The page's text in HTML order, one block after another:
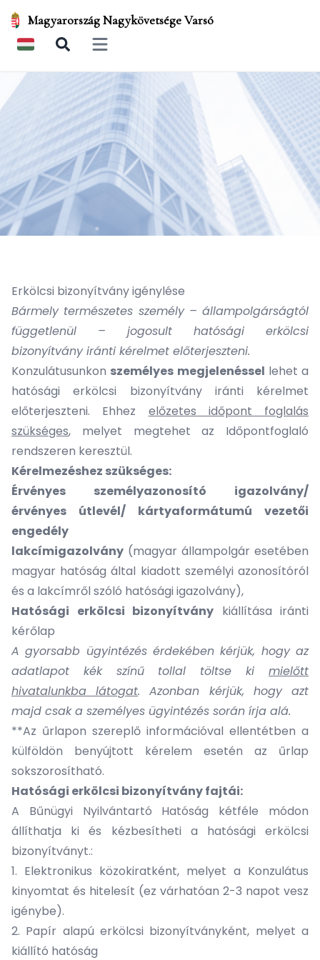
Magyarország Nagykövetsége Varsó
Open main menu
Erkölcsi bizonyítvány igénylése
Bármely természetes személy – állampolgárságtól
függetlenül – jogosult hatósági erkölcsi
bizonyítvány iránti kérelmet előterjeszteni.
Konzulátusunkon személyes megjelenéssel lehet a
hatósági erkölcsi bizonyítvány iránti kérelmet
előterjeszteni. Ehhez előzetes időpont foglalás
szükséges, melyet megtehet az Időpontfoglaló
rendszeren keresztül.
Kérelmezéshez szükséges:
Érvényes személyazonosító igazolvány/
érvényes útlevél/ kártyaformátumú vezetői
engedély
lakcímigazolvány (magyar állampolgár esetében
magyar hatóság által kiadott személyi azonosítóról
és a lakcímről szóló hatósági igazolvány),
Hatósági erkölcsi bizonyítvány kiállítása iránti
kérőlap
A gyorsabb ügyintézés érdekében kérjük, hogy az
adatlapot kék színű tollal töltse ki mielőtt
hivatalunkba látogat. Azonban kérjük, hogy azt
majd csak a személyes ügyintézés során írja alá.
**Az űrlapon szereplő információval ellentétben a
külföldön benyújtott kérelem esetén az űrlap
sokszorosítható.
Hatósági erkölcsi bizonyítvány fajtái:
A Bűnügyi Nyilvántartó Hatóság kétféle módon
állíthatja ki és kézbesítheti a hatósági erkölcsi
bizonyítványt.:
1. Elektronikus közokiratként, melyet a Konzulátus
kinyomtat és hitelesít (ez várhatóan 2-3 napot vesz
igénybe).
2. Papír alapú erkölcsi bizonyítványként, melyet a
kiállító hatóság